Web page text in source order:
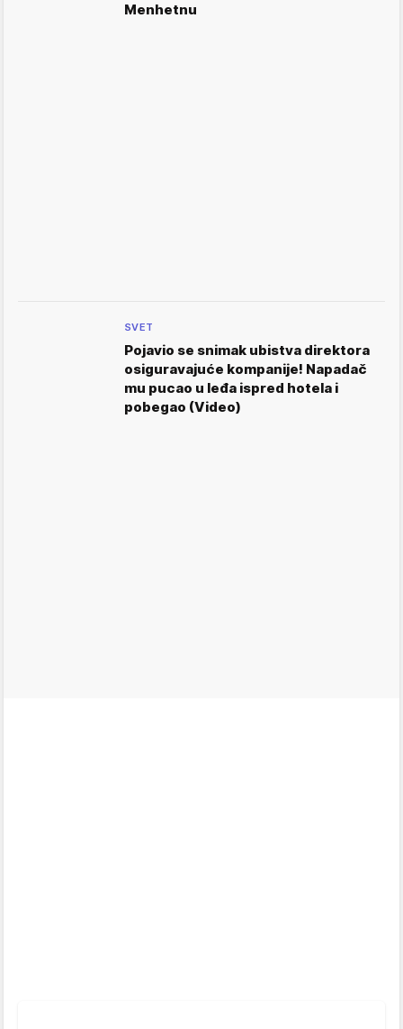
Menhetnu
SVET
Pojavio se snimak ubistva direktora
osiguravajuće kompanije! Napadač
mu pucao u leđa ispred hotela i
pobegao (Video)